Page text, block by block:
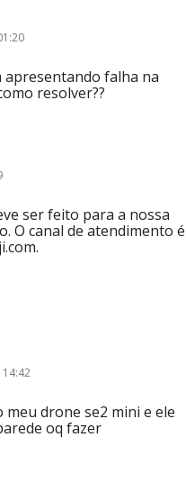
apresentando falha na
resolver??
ser feito para a nossa
O canal de atendimento é
drone se2 mini e ele
oq fazer